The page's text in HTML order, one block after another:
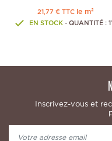
21,77 € TTC le m²
EN STOCK- QUANTITÉ :
Inscrivez-vous et